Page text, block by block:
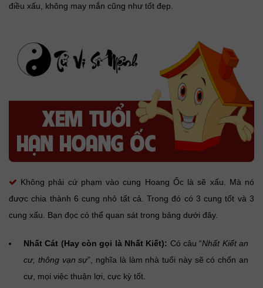
điều xấu, không may mắn cũng như tốt đẹp.
Không phải cứ phạm vào cung Hoang Ốc là sẽ xấu. Mà nó
được chia thành 6 cung nhỏ tất cả. Trong đó có 3 cung tốt và 3
cung xấu. Bạn đọc có thể quan sát trong bảng dưới đây.
Nhất Cát (Hay còn gọi là Nhất Kiết): Có câu “Nhất Kiết an
cư, thông vạn sự”, nghĩa là làm nhà tuổi này sẽ có chốn an
cư, mọi việc thuận lợi, cực kỳ tốt.